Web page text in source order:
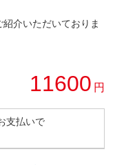
介いただいておりま
11600 円
支払いで